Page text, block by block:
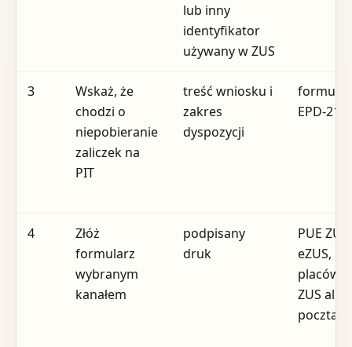
lub inny
identyfikator
używany w ZUS
3
Wskaż, że
chodzi o
niepobieranie
zaliczek na
PIT
treść wniosku i
zakres
dyspozycji
EPD-21
4
Złóż
formularz
wybranym
kanałem
podpisany
druk
PUE
eZUS,
ZUS albo
poczta